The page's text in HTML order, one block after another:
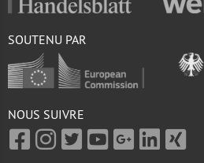
SOUTENU PAR
NOUS SUIVRE